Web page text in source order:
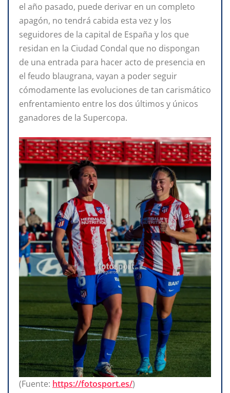
el año pasado, puede derivar en un completo
apagón, no tendrá cabida esta vez y los
seguidores de la capital de España y los que
residan en la Ciudad Condal que no dispongan
de una entrada para hacer acto de presencia en
el feudo blaugrana, vayan a poder seguir
cómodamente las evoluciones de tan carismático
enfrentamiento entre los dos últimos y únicos
ganadores de la Supercopa.
(Fuente: https://fotosport.es/)